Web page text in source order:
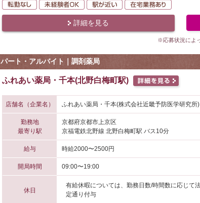
転勤なし 未経験者OK 駅が近い
詳細を見る
※応募状況によ
パート・アルバイト｜調剤薬局
ふれあい薬局・千本(北野白梅町駅)
店舗名（企業名） ふれあい薬局・千本(株式会社近畿予防医学研究所)
勤務地
最寄り駅
京都府京都市上京区
京福電鉄北野線 北野白梅町駅 バス10分
給与 時給2000〜2500円
開局時間 09:00〜19:00
休日
有給休暇については、勤務日数/時間数に応じて
定通り付与